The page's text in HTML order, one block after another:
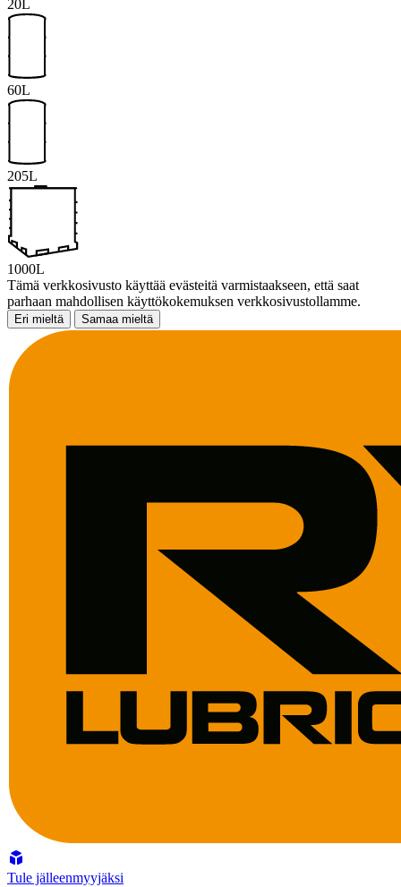
20L
60L
205L
1000L
Tämä verkkosivusto käyttää evästeitä varmistaakseen, että saat
parhaan mahdollisen käyttökokemuksen verkkosivustollamme.
Eri mieltä Samaa mieltä
Tule jälleenmyyjäksi